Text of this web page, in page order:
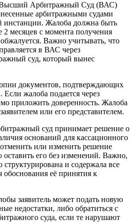
Высший Арбитражный Суд (ВАС)
арбитражными судами
инстанции. Жалоба должна быть
2 месяцев с момента получения
Важно учитывать, что
в ВАС через
суд, который вынес
документов, подтверждающих
Если жалоба подается через
приложить доверенность. Жалоба
или его представителем.
суд принимает решение о
оснований для кассационного
или изменить решение
оставить его без изменений. Важно,
и содержала все
её принятия к
заявитель может подать новую
недостатки, либо обратиться с
суда, если те нарушают